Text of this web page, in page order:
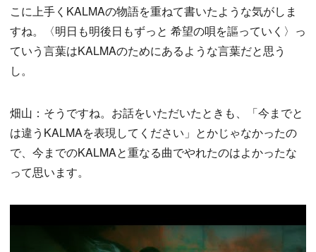
こに上手くKALMAの物語を重ねて書いたような気がしま
すね。〈明日も明後日もずっと 希望の唄を謳っていく〉っ
ていう言葉はKALMAのためにあるような言葉だと思う
し。
畑山：そうですね。お話をいただいたときも、「今までと
は違うKALMAを表現してください」とかじゃなかったの
で、今までのKALMAと重なる曲でやれたのはよかったな
って思います。